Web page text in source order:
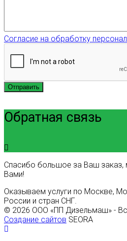
Согласие на обработку
Отправить
Обратная связь
Спасибо большое за Ваш
Вами!
Оказываем услуги по Москве,
России и стран СНГ.
© 2026 ООО «ПП Дизельмаш» -
Создание сайтов SEORA